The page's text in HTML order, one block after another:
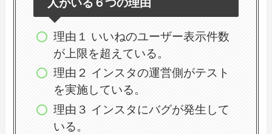
人がいる６つの理由
理由１ いいねのユーザー表示件数
が上限を超えている。
理由２ インスタの運営側がテスト
を実施している。
理由３ インスタにバグが発生して
いる。